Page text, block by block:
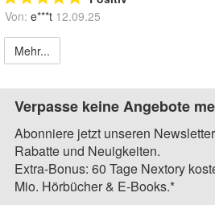
Von: e***t 12.09.25
Mehr...
Verpasse keine Angebote
Abonniere jetzt unseren
Rabatte und Neuigkeiten.
Extra-Bonus: 60 Tage Nextory
Mio. Hörbücher & E-Books.*